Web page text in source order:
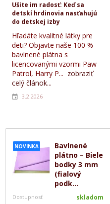
NOVINKA
Bavlnené
plátno – Biele
bodky 3 mm
(fialový
podk...
Dostupnosť skladom
Ušite im radosť: Keď sa
detskí hrdinovia nasťahujú
do detskej izby
Hľadáte kvalitné látky pre
deti? Objavte naše 100 %
bavlnené plátna s
licencovanými vzormi Paw
Patrol, Harry P... zobraziť
celý článok...
3.2.2026